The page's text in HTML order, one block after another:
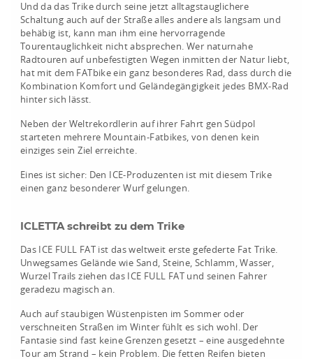
Und da das Trike durch seine jetzt alltagstauglichere
Schaltung auch auf der Straße alles andere als langsam und
behäbig ist, kann man ihm eine hervorragende
Tourentauglichkeit nicht absprechen. Wer naturnahe
Radtouren auf unbefestigten Wegen inmitten der Natur liebt,
hat mit dem FATbike ein ganz besonderes Rad, dass durch die
Kombination Komfort und Geländegängigkeit jedes BMX-Rad
hinter sich lässt.
Neben der Weltrekordlerin auf ihrer Fahrt gen Südpol
starteten mehrere Mountain-Fatbikes, von denen kein
einziges sein Ziel erreichte.
Eines ist sicher: Den ICE-Produzenten ist mit diesem Trike
einen ganz besonderer Wurf gelungen.
ICLETTA schreibt zu dem Trike
Das ICE FULL FAT ist das weltweit erste gefederte Fat Trike.
Unwegsames Gelände wie Sand, Steine, Schlamm, Wasser,
Wurzel Trails ziehen das ICE FULL FAT und seinen Fahrer
geradezu magisch an.
Auch auf staubigen Wüstenpisten im Sommer oder
verschneiten Straßen im Winter fühlt es sich wohl. Der
Fantasie sind fast keine Grenzen gesetzt – eine ausgedehnte
Tour am Strand – kein Problem. Die fetten Reifen bieten